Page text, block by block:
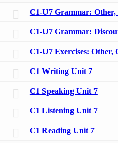
C1-U7 Grammar:
C1-U7 Grammar:
C1-U7 Exercises: Other,
C1 Writing Unit 7
C1 Speaking Unit 7
C1 Listening Unit 7
C1 Reading Unit 7